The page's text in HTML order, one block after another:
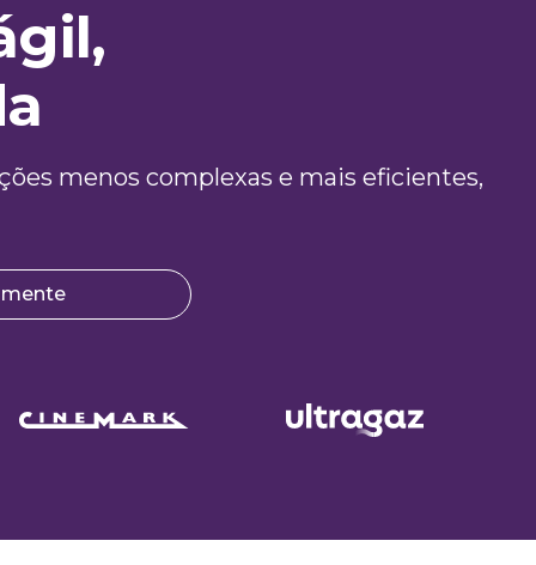
menos complexas e mais eficientes,